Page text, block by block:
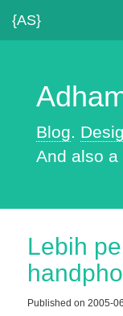
{AS}
Blog.
And also a
Lebih
Published on 2005-